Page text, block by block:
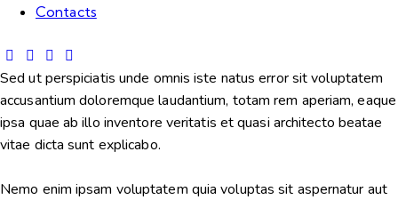
Contacts
Sed ut perspiciatis unde omnis iste natus error sit voluptatem
accusantium doloremque laudantium, totam rem aperiam, eaque
ipsa quae ab illo inventore veritatis et quasi architecto beatae
vitae dicta sunt explicabo.
Nemo enim ipsam voluptatem quia voluptas sit aspernatur aut